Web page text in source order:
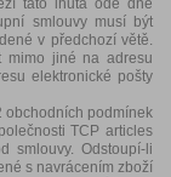
tato lhůta ode dne
smlouvy musí být
v předchozí větě.
mimo jiné na adresu
elektronické pošty
podmínek
TCP articles
smlouvy. Odstoupí-li
s navrácením zboží